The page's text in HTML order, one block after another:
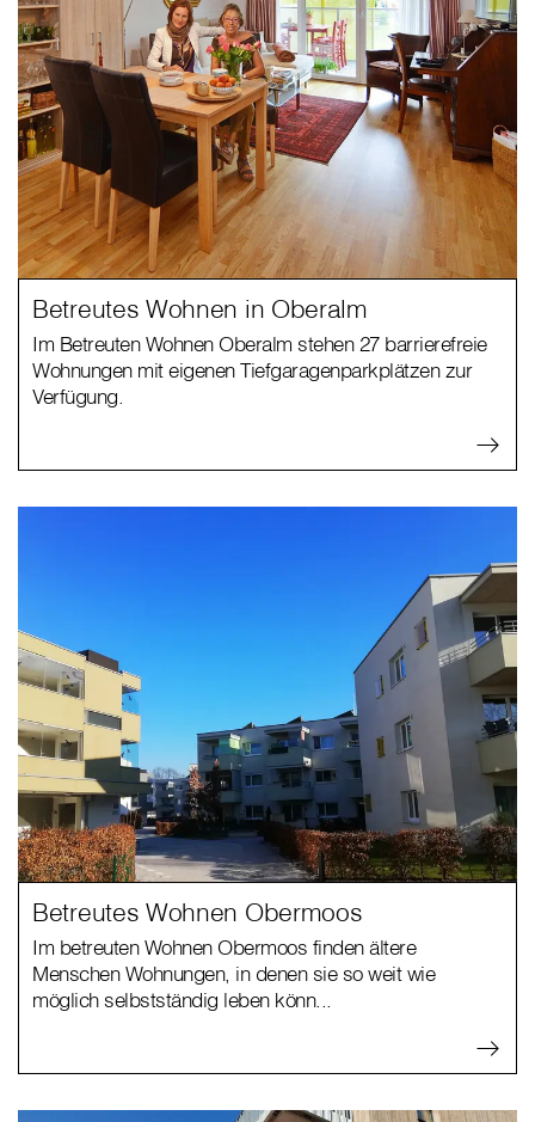
Betreutes Wohnen in Oberalm
Im Betreuten Wohnen Oberalm stehen 27 barrierefreie
Wohnungen mit eigenen Tiefgaragenparkplätzen zur
Verfügung.
Betreutes Wohnen Obermoos
Im betreuten Wohnen Obermoos finden ältere
Menschen Wohnungen, in denen sie so weit wie
möglich selbstständig leben könn...